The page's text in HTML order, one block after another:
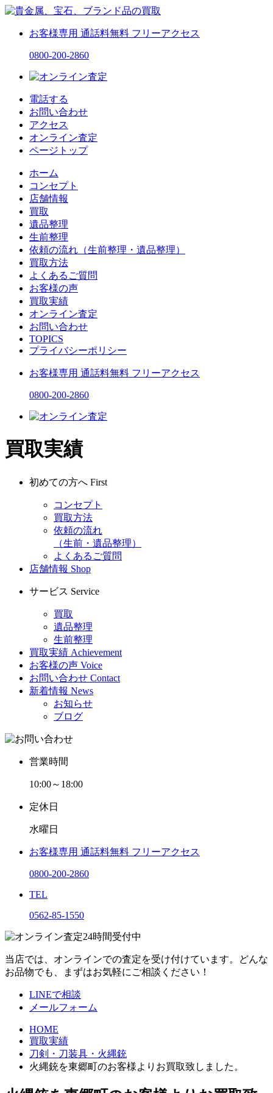
お客様専用 通話料無料 フリーアクセス
0800-200-2860
電話する
お問い合わせ
アクセス
オンライン査定
ページトップ
ホーム
コンセプト
店舗情報
買取
遺品整理
生前整理
依頼の流れ（生前整理・遺品整理）
買取方法
よくあるご質問
お客様の声
買取実績
オンライン査定
お問い合わせ
TOPICS
プライバシーポリシー
お客様専用 通話料無料 フリーアクセス
0800-200-2860
買取実績
初めての方へ First
コンセプト
買取方法
依頼の流れ
（生前・遺品整理）
よくあるご質問
店舗情報 Shop
サービス Service
買取
遺品整理
生前整理
買取実績 Achievement
お客様の声 Voice
お問い合わせ Contact
新着情報 News
お知らせ
ブログ
営業時間
10:00～18:00
定休日
水曜日
お客様専用 通話料無料 フリーアクセス
0800-200-2860
TEL
0562-85-1550
当店では、オンラインでの査定を受け付けています。どんな
お品物でも、まずはお気軽にご相談ください！
LINEで相談
メールフォーム
HOME
買取実績
刀剣・刀装具・火縄銃
火縄銃を東郷町のお客様よりお買取致しました。